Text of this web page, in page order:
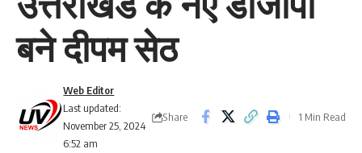
बने दीपम सेठ
Last updated:
November 25, 2024
6:52 am
Web Editor
Share 1 Min Read